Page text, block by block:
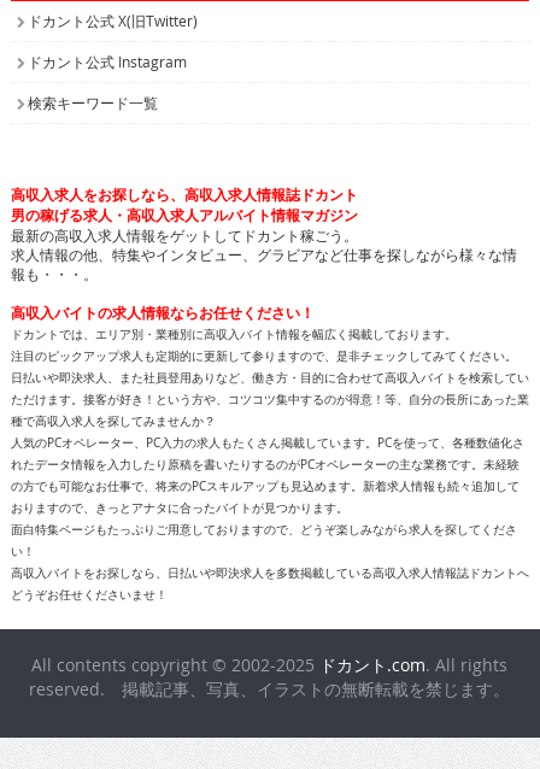
ドカント公式 X(旧Twitter)
ドカント公式 Instagram
検索キーワード一覧
高収入求人をお探しなら、高収入求人情報誌ドカント
男の稼げる求人・高収入求人アルバイト情報マガジン
最新の高収入求人情報をゲットしてドカント稼ごう。
求人情報の他、特集やインタビュー、グラビアなど仕事を探しながら様々な情
報も・・・。
高収入バイトの求人情報ならお任せください！
ドカントでは、エリア別・業種別に高収入バイト情報を幅広く掲載しております。
注目のピックアップ求人も定期的に更新して参りますので、是非チェックしてみてください。
日払いや即決求人、また社員登用ありなど、働き方・目的に合わせて高収入バイトを検索してい
ただけます。接客が好き！という方や、コツコツ集中するのが得意！等、自分の長所にあった業
種で高収入求人を探してみませんか？
人気のPCオペレーター、PC入力の求人もたくさん掲載しています。PCを使って、各種数値化さ
れたデータ情報を入力したり原稿を書いたりするのがPCオペレーターの主な業務です。未経験
の方でも可能なお仕事で、将来のPCスキルアップも見込めます。新着求人情報も続々追加して
おりますので、きっとアナタに合ったバイトが見つかります。
面白特集ページもたっぷりご用意しておりますので、どうぞ楽しみながら求人を探してくださ
い！
高収入バイトをお探しなら、日払いや即決求人を多数掲載している高収入求人情報誌ドカントへ
どうぞお任せくださいませ！
All contents copyright © 2002-2025 ドカント.com. All rights
reserved. 掲載記事、写真、イラストの無断転載を禁じます。